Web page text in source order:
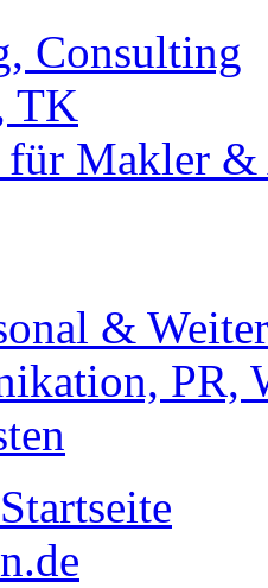
Consulting
TK
für Makler &
&
PR,